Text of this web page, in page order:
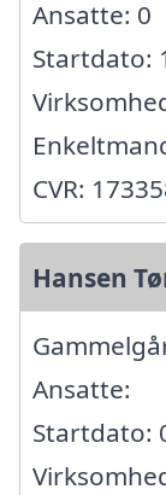
Ansatte: 0
Startdato:
CVR:
Hansen
Ansatte:
Startdato: